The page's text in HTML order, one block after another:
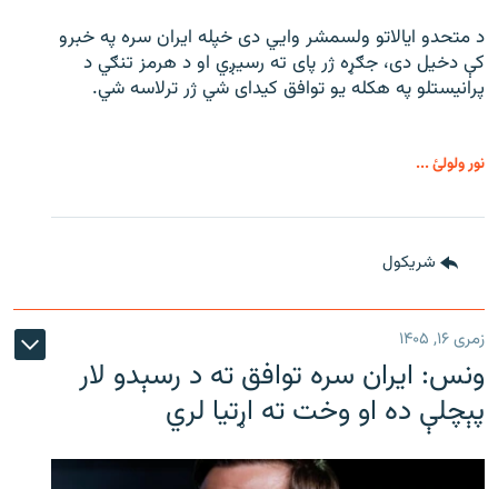
د متحدو ایالاتو ولسمشر وايي دی خپله ایران سره په خبرو
کې دخیل دی، جګړه ژر پای ته رسیږي او د هرمز تنګي د
پرانیستلو په هکله یو توافق کیدای شي ژر ترلاسه شي.
نور ولولئ ...
شريکول
زمری ۱۶, ۱۴۰۵
ونس: ایران سره توافق ته د رسېدو لار
پېچلې ده او وخت ته اړتیا لري